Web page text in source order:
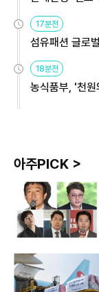
용해야
17분전
섬유패션 글로
원
18분전
농식품부, '천
아주PICK >